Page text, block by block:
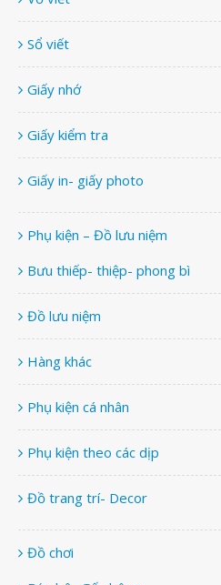
Sổ viết
Giấy nhớ
Giấy kiểm tra
Giấy in- giấy photo
Phụ kiện – Đồ lưu niệm
Bưu thiếp- thiệp- phong bì
Đồ lưu niệm
Hàng khác
Phụ kiện cá nhân
Phụ kiện theo các dịp
Đồ trang trí- Decor
Đồ chơi